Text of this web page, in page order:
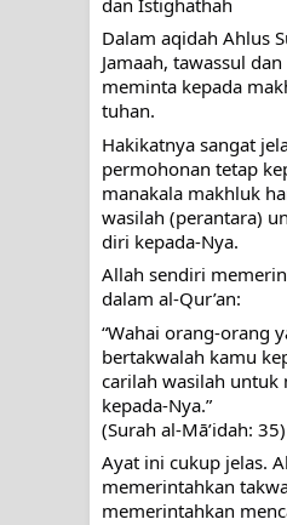
SHAYKH
SIHIR?
TERPESONA,
MUDAH
DI TANGAN
MENEMUKAN
RAWATAN
ALLAH
TURUT
TASAWUF:
Dalam aqidah Ahlus
Jamaah, tawassul
meminta kepada
tuhan.
Hakikatnya sangat
permohonan tetap
manakala makhluk
wasilah (perantara)
diri kepada-Nya.
Allah sendiri
dalam al-Qur’an:
“Wahai orang-orang
bertakwalah kamu
carilah wasilah untuk
kepada-Nya.”
(Surah al-Mā’idah: 35)
Ayat ini cukup jelas.
memerintahkan
memerintahkan